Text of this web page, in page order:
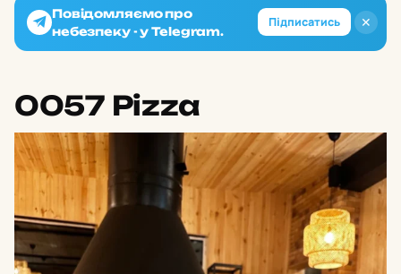
✕
Повідомляємо про
небезпеку - у Telegram.
Підписатись
0057 Pizza